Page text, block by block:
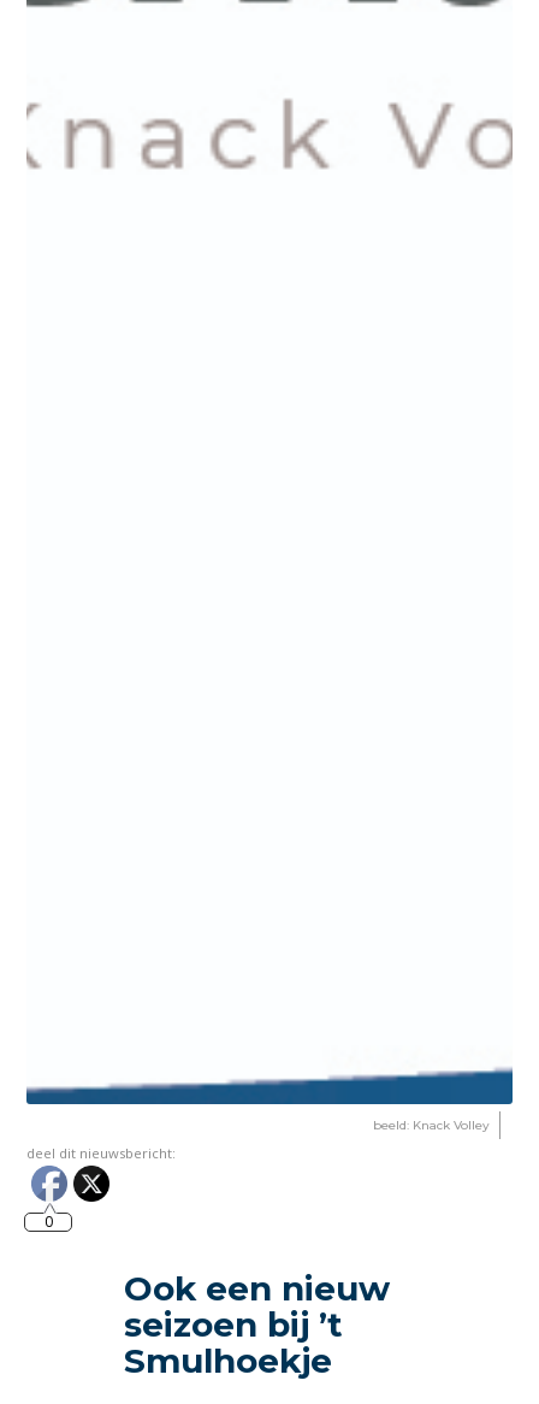
beeld: Knack Volley
deel dit nieuwsbericht:
0
Ook een nieuw
seizoen bij ’t
Smulhoekje